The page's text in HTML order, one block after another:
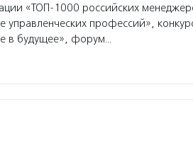
«ТОП-1000 российских
управленческих профессий»,
в будущее», форум…